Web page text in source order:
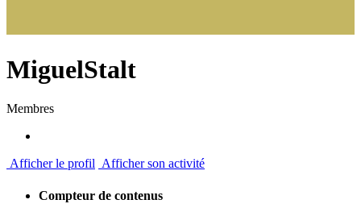
MiguelStalt
Membres
Afficher le profil Afficher son activité
Compteur de contenus